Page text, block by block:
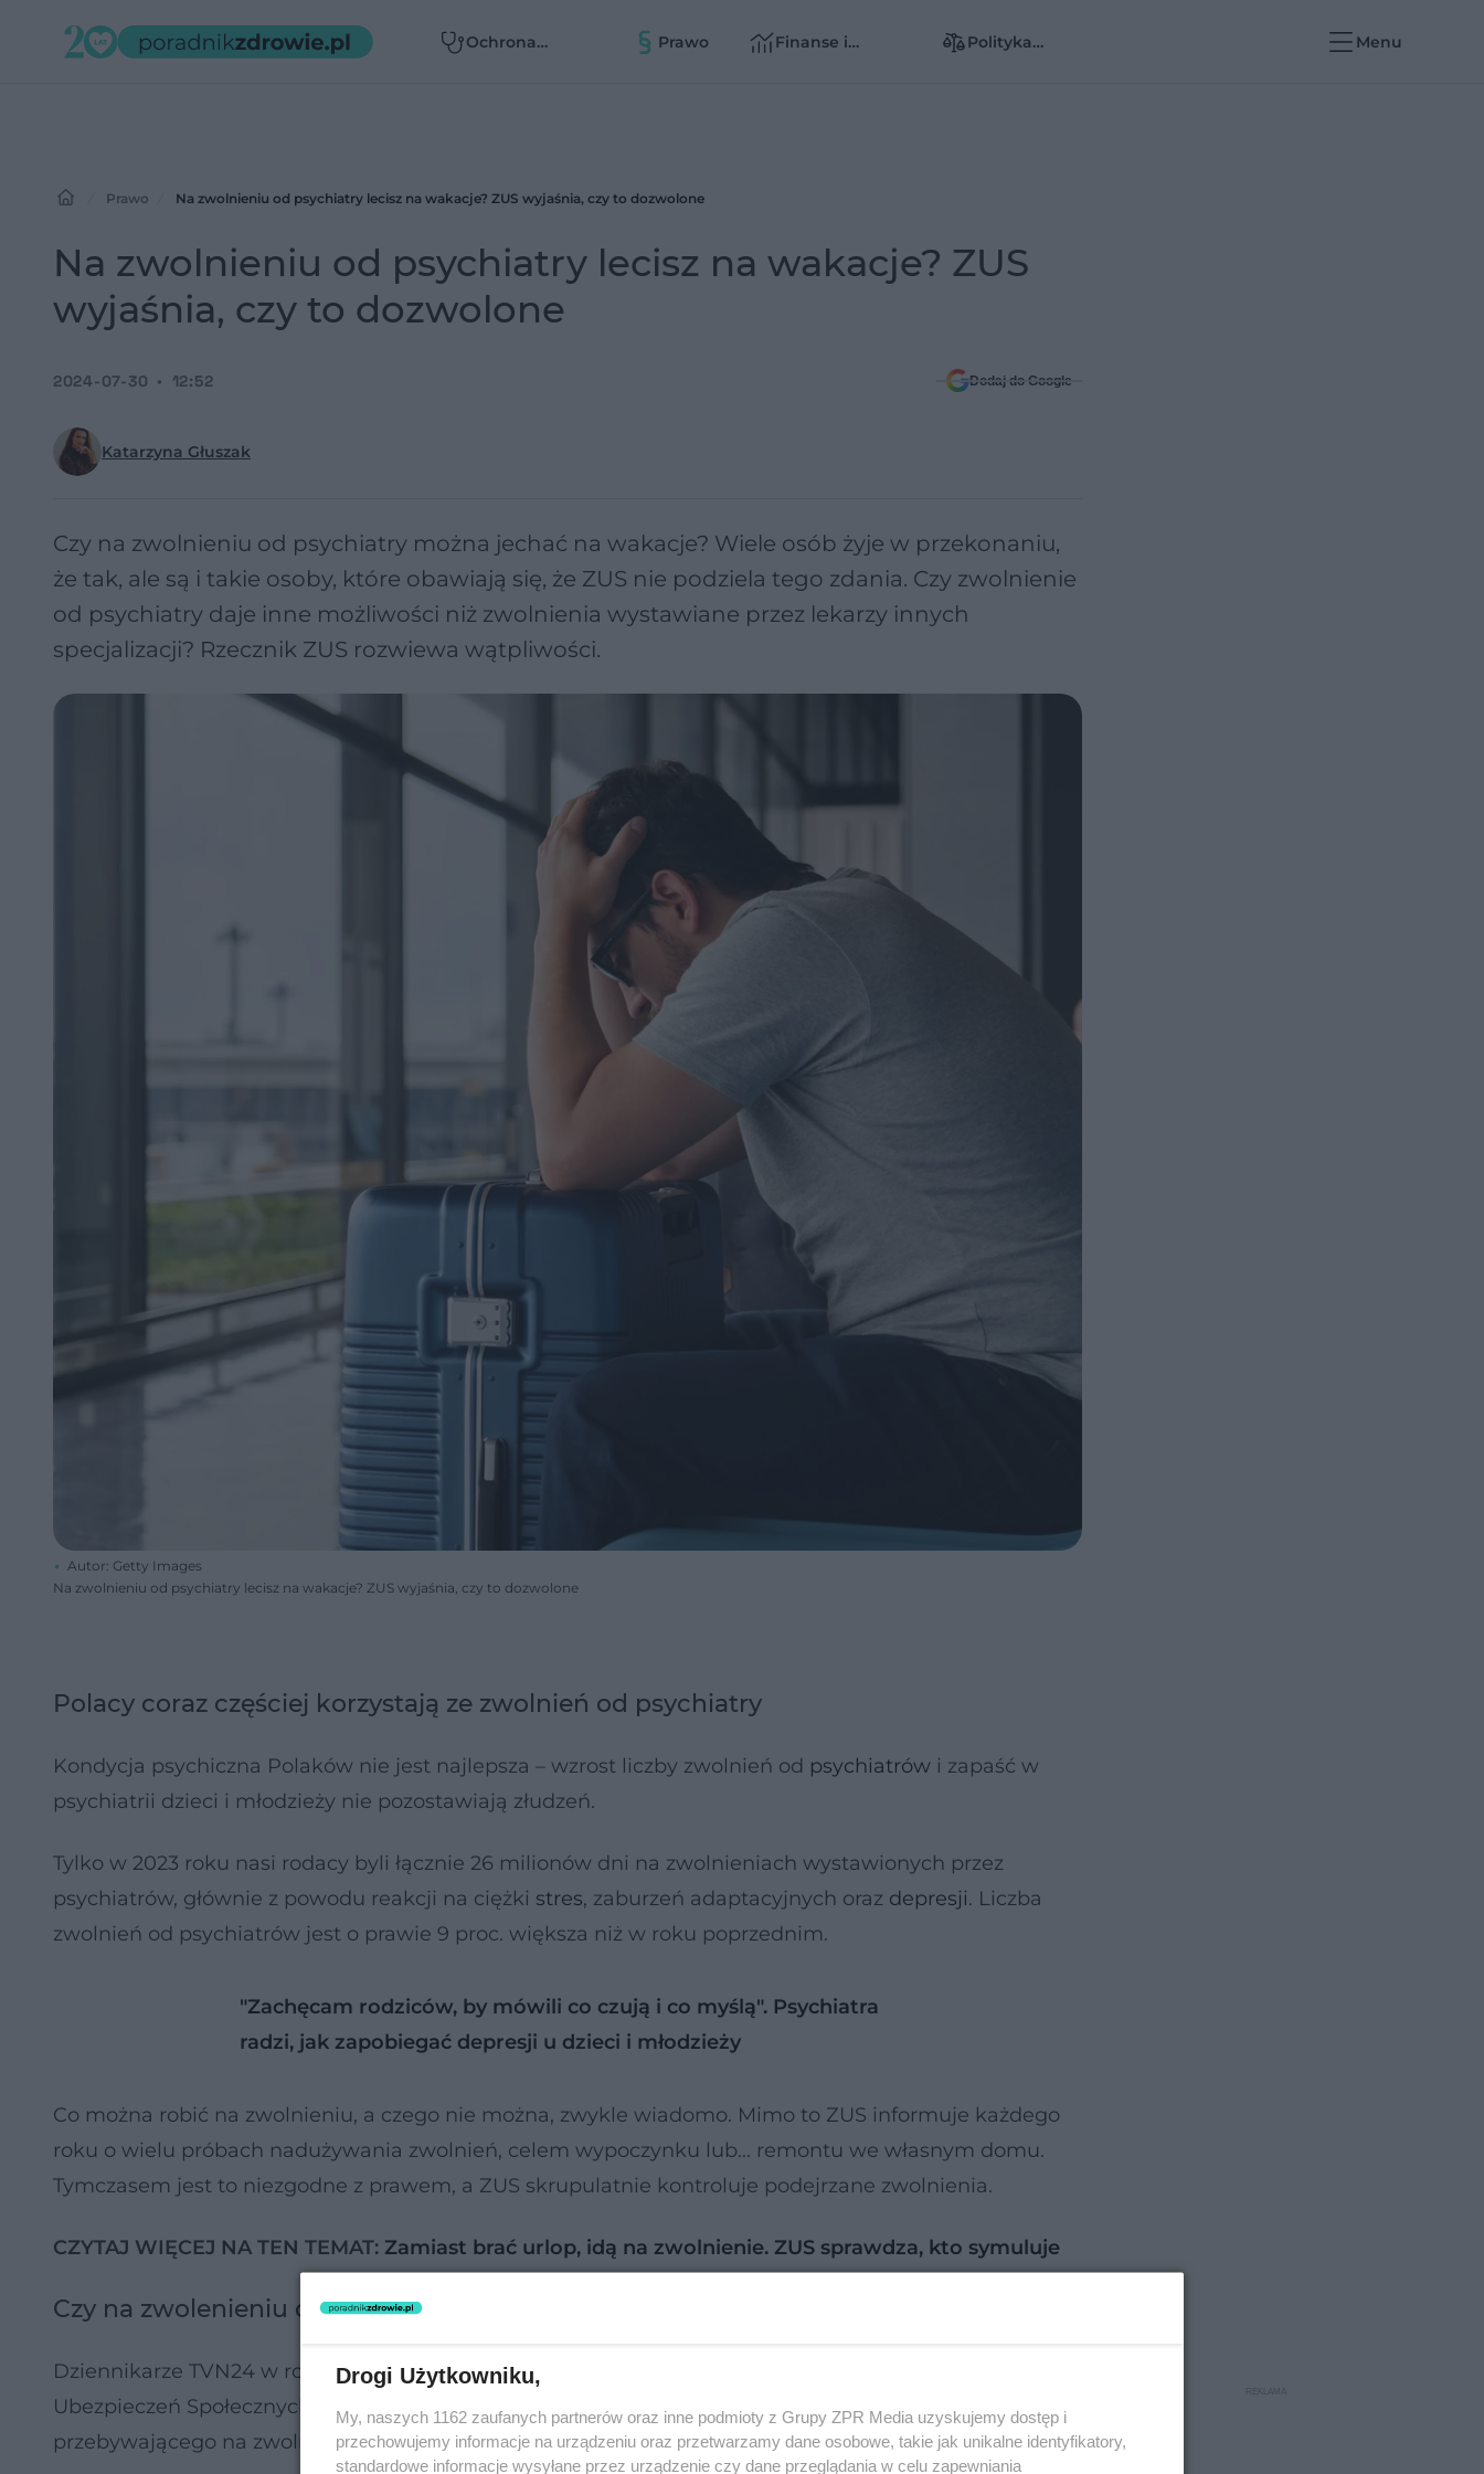
Ochrona
Prawo
Finanse i
Polityka
Menu
Prawo Na zwolnieniu od psychiatry lecisz na wakacje? ZUS wyjaśnia, czy to dozwolone
Na zwolnieniu od psychiatry lecisz na wakacje? ZUS
wyjaśnia, czy to dozwolone
Katarzyna Głuszak
2024-07-30 12:52 Dodaj do Google
Czy na zwolnieniu od psychiatry można jechać na wakacje? Wiele osób żyje w przekonaniu,
że tak, ale są i takie osoby, które obawiają się, że ZUS nie podziela tego zdania. Czy zwolnienie
od psychiatry daje inne możliwości niż zwolnienia wystawiane przez lekarzy innych
specjalizacji? Rzecznik ZUS rozwiewa wątpliwości.
Autor: Getty Images
Na zwolnieniu od psychiatry lecisz na wakacje? ZUS wyjaśnia, czy to dozwolone
Polacy coraz częściej korzystają ze zwolnień od psychiatry
Kondycja psychiczna Polaków nie jest najlepsza – wzrost liczby zwolnień od psychiatrów i zapaść w
psychiatrii dzieci i młodzieży nie pozostawiają złudzeń.
Tylko w 2023 roku nasi rodacy byli łącznie 26 milionów dni na zwolnieniach wystawionych przez
psychiatrów, głównie z powodu reakcji na ciężki stres, zaburzeń adaptacyjnych oraz depresji. Liczba
zwolnień od psychiatrów jest o prawie 9 proc. większa niż w roku poprzednim.
"Zachęcam rodziców, by mówili co czują i co myślą". Psychiatra
radzi, jak zapobiegać depresji u dzieci i młodzieży
Co można robić na zwolnieniu, a czego nie można, zwykle wiadomo. Mimo to ZUS informuje każdego
roku o wielu próbach nadużywania zwolnień, celem wypoczynku lub... remontu we własnym domu.
Tymczasem jest to niezgodne z prawem, a ZUS skrupulatnie kontroluje podejrzane zwolnienia.
CZYTAJ WIĘCEJ NA TEN TEMAT: Zamiast brać urlop, idą na zwolnienie. ZUS sprawdza, kto symuluje
Czy na zwolenieniu od psychiatry można jechać na wakacje?
Dziennikarze TVN24 w rozmowie z Pawłem Żebrowskim, rzecznikiem prasowym Centrali Zakładu
Ubezpieczeń Społecznych, postanowili rozwiać wątpliwości dotyczące możliwości pacjenta
przebywającego na zwolnieniu wypisanym przez psychiatrę.
Drogi Użytkowniku,
My, naszych 1162 zaufanych partnerów oraz inne podmioty z Grupy ZPR Media uzyskujemy dostęp i
przechowujemy informacje na urządzeniu oraz przetwarzamy dane osobowe, takie jak unikalne identyfikatory,
standardowe informacje wysyłane przez urządzenie czy dane przeglądania w celu zapewniania